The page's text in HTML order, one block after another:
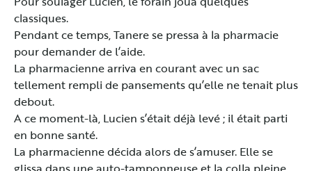
classiques.
Pendant ce temps, Tanere se pressa à la pharmacie
pour demander de l’aide.
La pharmacienne arriva en courant avec un sac
tellement rempli de pansements qu’elle ne tenait plus
debout.
A ce moment-là, Lucien s’était déjà levé ; il était parti
en bonne santé.
La pharmacienne décida alors de s’amuser. Elle se